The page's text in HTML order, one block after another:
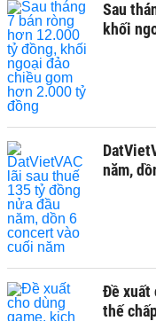
Sau
khối
năm,
Đề xuất
thế